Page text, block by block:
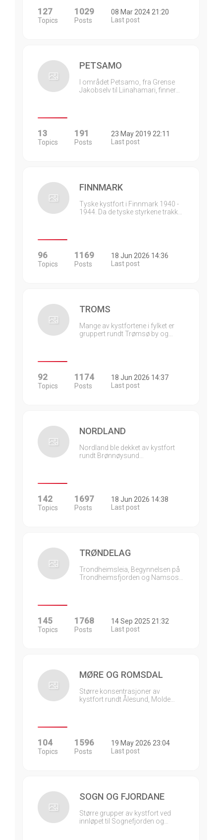
127
Topics
1029
Posts
08 Mar 2024 21:20
Last post
PETSAMO
I området Petsamo, fra Grense
Jakobselv til Liinahamari, finner…
13
Topics
191
Posts
23 May 2019 22:11
Last post
FINNMARK
Tyske kystfort i Finnmark 1940 -
1944. Da de tyske styrkene trakk…
96
Topics
1169
Posts
18 Jun 2026 14:36
Last post
TROMS
Mange av kystfortene i fylket er
gruppert rundt Trømsø by og…
92
Topics
1174
Posts
18 Jun 2026 14:37
Last post
NORDLAND
Nordland ble dekket av kystfort
rundt Brønnøysund…
142
Topics
1697
Posts
18 Jun 2026 14:38
Last post
TRØNDELAG
Trondheimsleia, Begynnelsen på
Trondheimsfjorden og Namsos…
145
Topics
1768
Posts
14 Sep 2025 21:32
Last post
MØRE OG ROMSDAL
Større konsentrasjoner av
kystfort rundt Ålesund, Molde…
104
Topics
1596
Posts
19 May 2026 23:04
Last post
SOGN OG FJORDANE
Større grupper av kystfort ved
innløpet til Sognefjorden og…